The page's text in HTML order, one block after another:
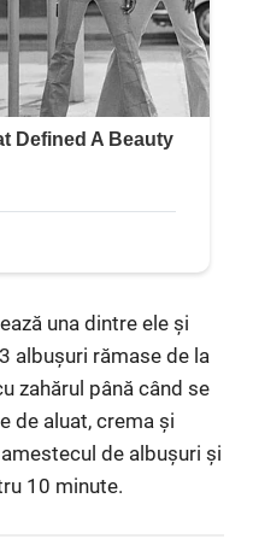
una dintre ele și
albușuri rămase de la
zahărul până când se
de aluat, crema și
de albușuri și
10 minute.